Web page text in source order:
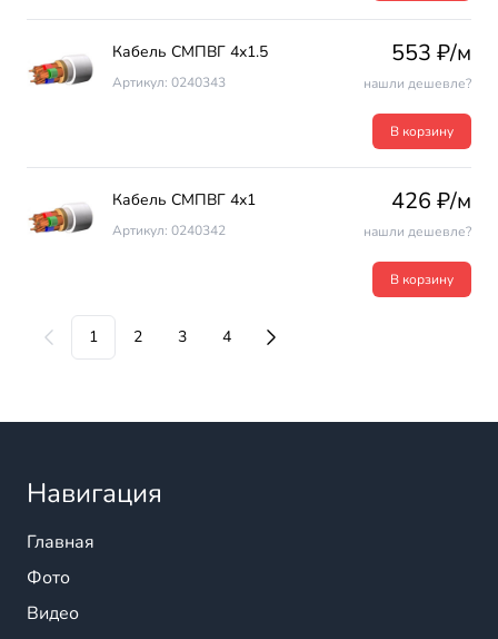
Кабель СМПВГ 4х1.5
Артикул: 0240343
553 ₽/м
нашли дешевле?
В корзину
Кабель СМПВГ 4х1
Артикул: 0240342
426 ₽/м
нашли дешевле?
В корзину
1 2 3 4
Навигация
Главная
Фото
Видео